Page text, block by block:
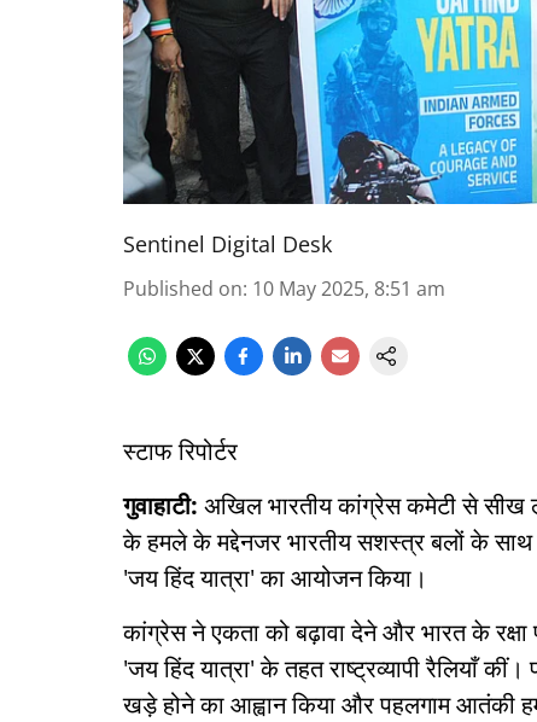
Sentinel Digital Desk
Published on: 10 May 2025, 8:51 am
स्टाफ रिपोर्टर
गुवाहाटी: अखिल भारतीय कांग्रेस कमेटी से सीख
के हमले के मद्देनजर भारतीय सशस्त्र बलों के
'जय हिंद यात्रा' का आयोजन किया।
कांग्रेस ने एकता को बढ़ावा देने और भारत के
'जय हिंद यात्रा' के तहत राष्ट्रव्यापी रैलियाँ
खड़े होने का आह्वान किया और पहलगाम आतंकी